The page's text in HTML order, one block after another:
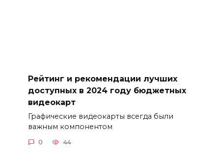
Рейтинг и рекомендации лучших
доступных в 2024 году бюджетных
видеокарт
Графические видеокарты всегда были
важным компонентом
0 44